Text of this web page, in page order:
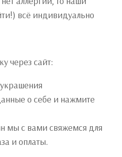
всё индивидуально
через сайт:
о себе и нажмите
мы с вами свяжемся для
и оплаты.